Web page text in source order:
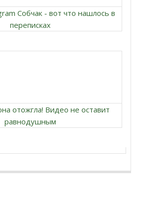
Собчак - вот что нашлось в
переписках
отожгла! Видео не оставит
равнодушным